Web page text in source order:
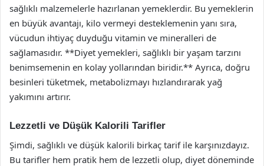
sağlıklı malzemelerle hazırlanan yemeklerdir. Bu yemeklerin
en büyük avantajı, kilo vermeyi desteklemenin yanı sıra,
vücudun ihtiyaç duyduğu vitamin ve mineralleri de
sağlamasıdır. **Diyet yemekleri, sağlıklı bir yaşam tarzını
benimsemenin en kolay yollarından biridir.** Ayrıca, doğru
besinleri tüketmek, metabolizmayı hızlandırarak yağ
yakımını artırır.
Lezzetli ve Düşük Kalorili Tarifler
Şimdi, sağlıklı ve düşük kalorili birkaç tarif ile karşınızdayız.
Bu tarifler hem pratik hem de lezzetli olup, diyet döneminde